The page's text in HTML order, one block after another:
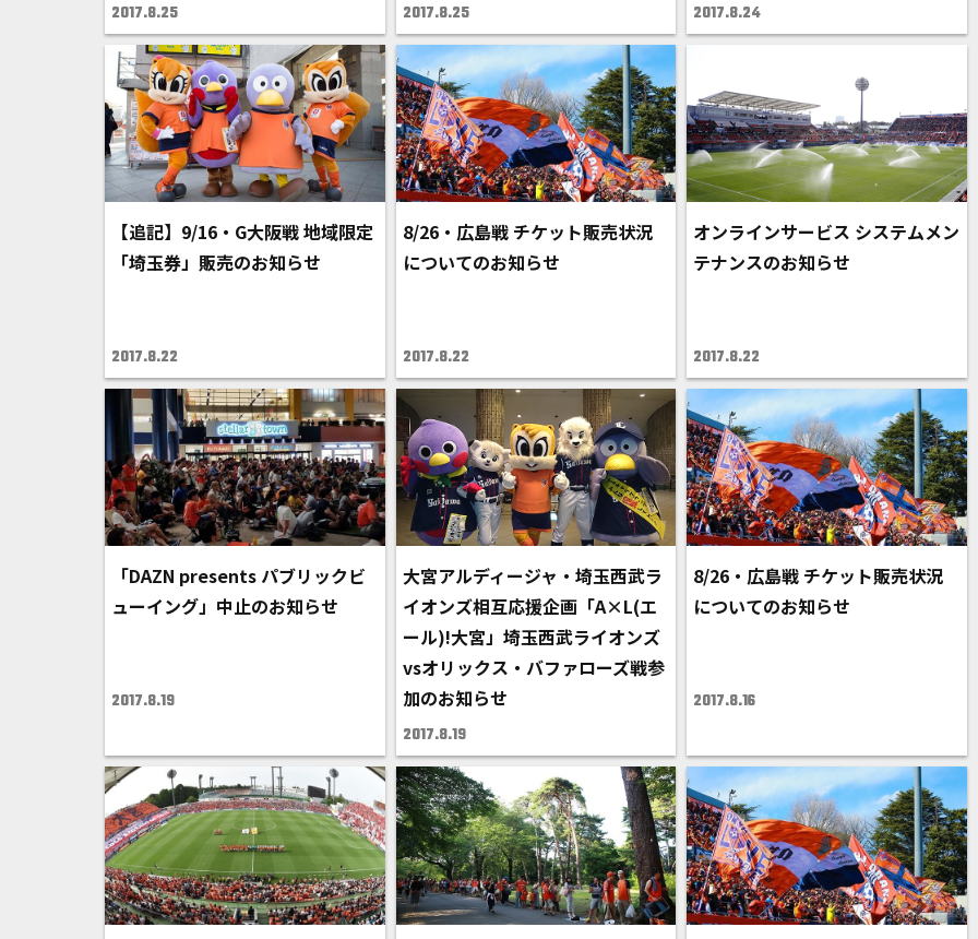
2017.8.25 2017.8.25 2017.8.24
【追記】9/16・G大阪戦 地域限定
「埼玉券」販売のお知らせ
2017.8.22
8/26・広島戦 チケット販売状況
についてのお知らせ
2017.8.22
オンラインサービス システムメン
テナンスのお知らせ
2017.8.22
「DAZN presents パブリックビ
ューイング」中止のお知らせ
2017.8.19
大宮アルディージャ・埼玉西武ラ
イオンズ相互応援企画「A×L(エ
ール)!大宮」埼玉西武ライオンズ
vsオリックス・バファローズ戦参
加のお知らせ
2017.8.19
8/26・広島戦 チケット販売状況
についてのお知らせ
2017.8.16